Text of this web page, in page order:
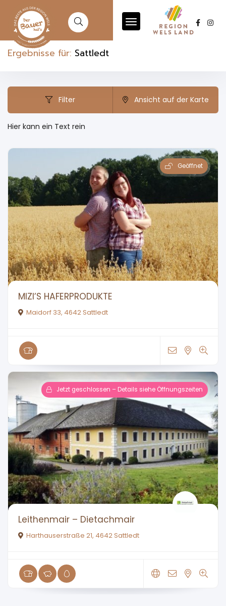
Ergebnisse für: Sattledt
Filter Ansicht auf der Karte
Hier kann ein Text rein
Geöffnet
MIZI’S HAFERPRODUKTE
Maidorf 33, 4642 Sattledt
Jetzt geschlossen – Details siehe Öffnungszeiten
Leithenmair – Dietachmair
Harthauserstraße 21, 4642 Sattledt